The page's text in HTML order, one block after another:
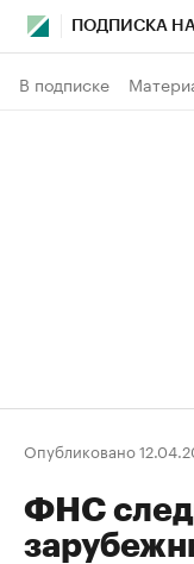
ПОДПИСКА
В подписке
Опубликовано
ФНС